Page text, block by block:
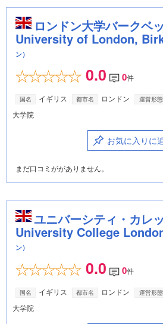
ロンドン大学バークベ
University of London,
ン）
0.0 0件
国名 イギリス 都市名 ロンドン 運営形態
大学院
お気に入りに
まだ口コミががありません。
ユニバーシティ・カレ
University College
ン）
0.0 0件
国名 イギリス 都市名 ロンドン 運営形態
大学院